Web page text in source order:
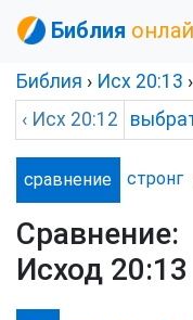
Библия
Библия › Исх 20:13
‹ Исх 20:12
сравнение стронг
Сравнение:
Исход 20:13